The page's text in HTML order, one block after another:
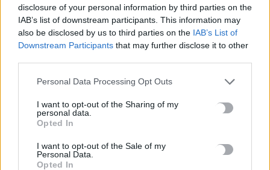
disclosure of your personal information by third parties on the
IAB’s list of downstream participants. This information may
also be disclosed by us to third parties on the IAB’s List of
Downstream Participants that may further disclose it to other
Personal Data Processing Opt Outs
I want to opt-out of the Sharing of my
personal data.
Opted In
I want to opt-out of the Sale of my
Personal Data.
Opted In
ΕΠΌΜΕΝΟ
Μ. Λιονή - Εξεταστική ΟΠΕΚΕΠΕ:
ζώων και η κατανομή
Μην χάνεις είδηση. Βάλε το
στην